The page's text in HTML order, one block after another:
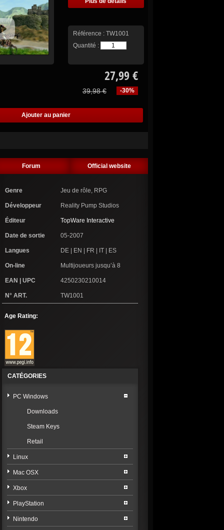
Référence : TW1001
Quantité :
27,99 €
-30%
39,98 €
Forum Official website
Genre Jeu de rôle, RPG
Développeur Reality Pump Studios
Éditeur TopWare Interactive
Date de sortie 05-2007
Langues DE | EN | FR | IT | ES
On-line Multijoueurs jusqu’à 8
EAN | UPC 4250230210014
N° ART. TW1001
Age Rating:
CATÉGORIES
PC Windows
Downloads
Steam Keys
Retail
Linux
Mac OSX
Xbox
PlayStation
Nintendo